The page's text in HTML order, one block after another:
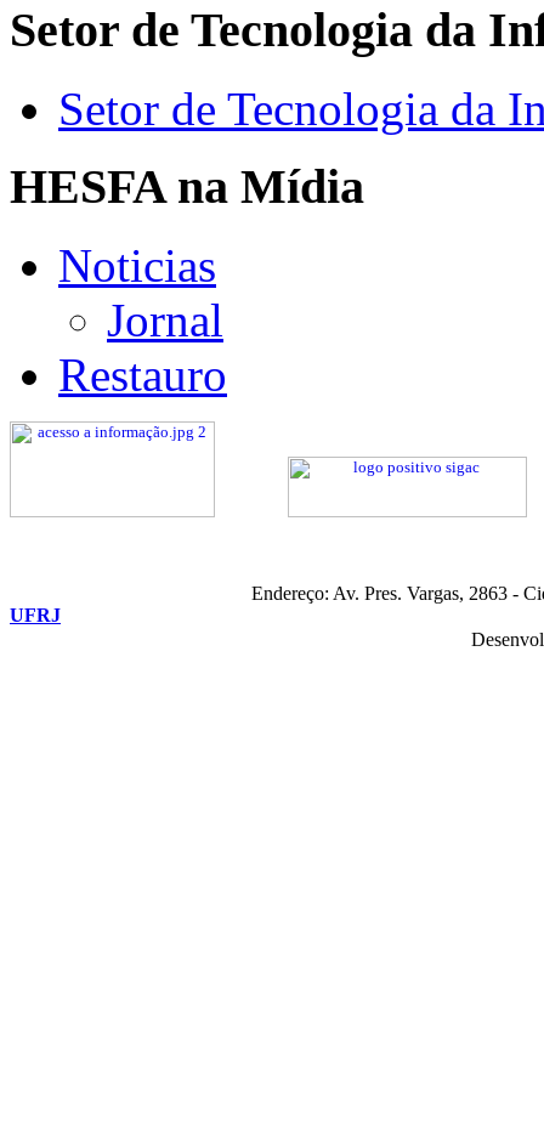
Setor de Tecnologia da
Setor de Tecnologia da
HESFA na Mídia
Noticias
Jornal
Restauro
Endereço: Av. Pres. Vargas, 2863 -
UFRJ